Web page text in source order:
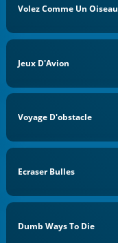
Volez Comme Un Oiseau
Jeux D'Avion
Voyage D'obstacle
Ecraser Bulles
Dumb Ways To Die